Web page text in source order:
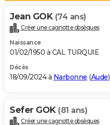
Alimentation
Guide de la santé
Maladies
Médicaments
Sommeil
VOYAGE
Destinations
City break
Voyage nature
Voyage de noces
Forum
Climat
+PHOTO
GUIDES D'ACHAT
BONS PLANS
Carte de Noël
Carte Bonne année
Carte Saint-Valentin
Carte Pâques
Carte d'anniversaire
DICTIONNAIRE
Jean GOK (74 ans)
Créer une cagnotte obsèques
Naissance
01/02/1950 à CAL TURQUIE
Décès
18/09/2024 à Narbonne (Aude)
Sefer GOK (81 ans)
Créer une cagnotte obsèques